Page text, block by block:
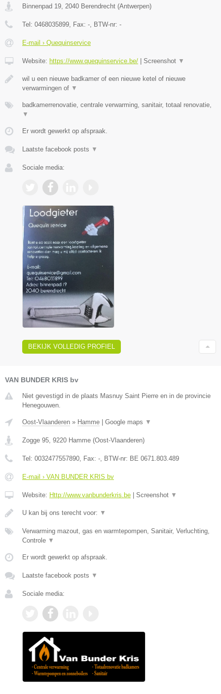
Binnenpad 19, 2040 Berendrecht (Antwerpen)
Tel: 0468035899, Fax: -, BTW-nr: -
E-mail › Quequinservice
Website: https://www.quequinservice.be/ Screenshot ▼
wil u een nieuwe badkamer of een nieuwe ketel of nieuwe
verwarmingen of ▼
badkamerrenovatie, centrale verwarming, sanitair, totaal renovatie,
▼
Er wordt gewerkt op afspraak.
Laatste facebook posts ▼
Sociale media:
BEKIJK VOLLEDIG PROFIEL
VAN BUNDER KRIS bv
Niet gevestigd in de plaats Masnuy Saint Pierre en in de provincie
Henegouwen.
Oost-Vlaanderen » Hamme Google maps ▼
Zogge 95, 9220 Hamme (Oost-Vlaanderen)
Tel: 0032477557890, Fax: -, BTW-nr: BE 0671.803.489
E-mail › VAN BUNDER KRIS bv
Website: Http://www.vanbunderkris.be Screenshot ▼
U kan bij ons terecht voor: ▼
Verwarming mazout, gas en warmtepompen, Sanitair, Verluchting,
Controle ▼
Er wordt gewerkt op afspraak.
Laatste facebook posts ▼
Sociale media: